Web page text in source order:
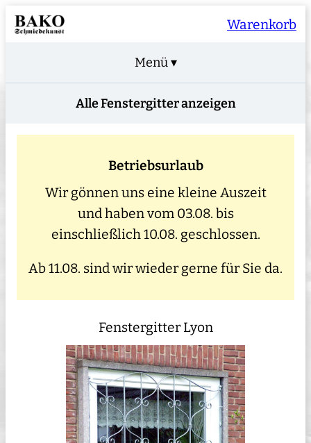
Warenkorb
Menü ▾
Alle Fenstergitter anzeigen
Betriebsurlaub
Wir gönnen uns eine kleine Auszeit
und haben vom 03.08. bis
einschließlich 10.08. geschlossen.
Ab 11.08. sind wir wieder gerne für Sie da.
Fenstergitter Lyon